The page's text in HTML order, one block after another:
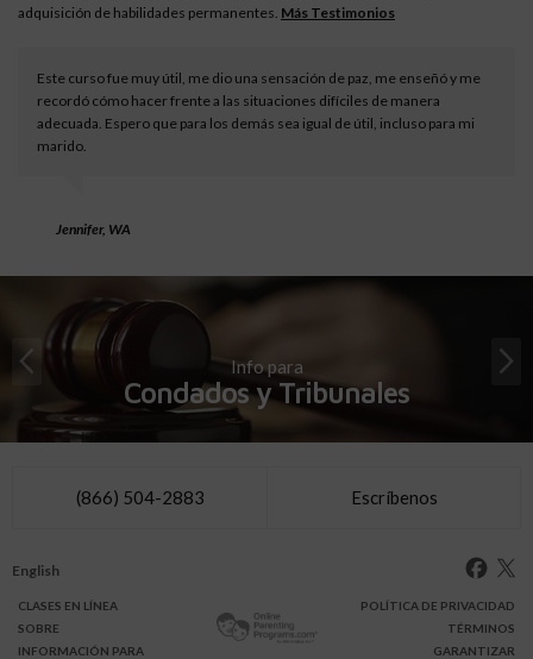
adquisición de habilidades permanentes. Más Testimonios
Este curso fue muy útil, me dio una sensación de paz, me enseñó y me
recordó cómo hacer frente a las situaciones difíciles de manera
adecuada. Espero que para los demás sea igual de útil, incluso para mi
marido.
Jennifer, WA
Info para
Condados y Tribunales
(866) 504-2883 Escríbenos
English
CLASES EN LÍNEA
SOBRE
INFORMACIÓN PARA
POLÍTICA DE PRIVACIDAD
TÉRMINOS
GARANTIZAR